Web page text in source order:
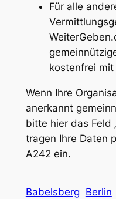
Für alle
kostenfrei
Wenn Ihre
anerkannt
bitte hier das Feld
tragen Ihre Daten
A242 ein.
Babelsberg Berlin